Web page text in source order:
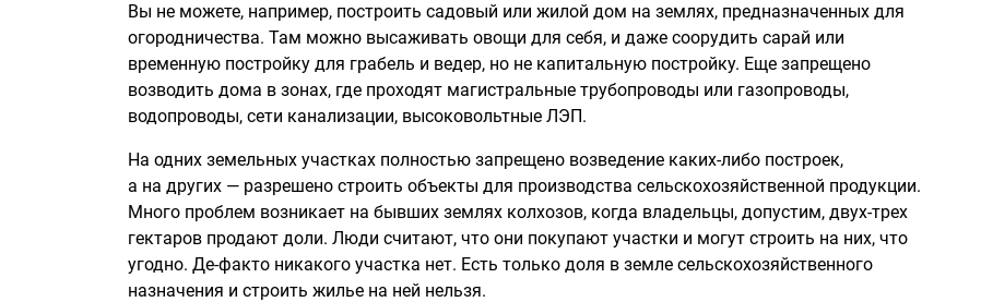
Вы не можете, например, построить садовый или жилой дом на землях, предназначенных для
огородничества. Там можно высаживать овощи для себя, и даже соорудить сарай или
временную постройку для грабель и ведер, но не капитальную постройку. Еще запрещено
возводить дома в зонах, где проходят магистральные трубопроводы или газопроводы,
водопроводы, сети канализации, высоковольтные ЛЭП.
На одних земельных участках полностью запрещено возведение каких-либо построек,
а на других — разрешено строить объекты для производства сельскохозяйственной продукции.
Много проблем возникает на бывших землях колхозов, когда владельцы, допустим, двух-трех
гектаров продают доли. Люди считают, что они покупают участки и могут строить на них, что
угодно. Де-факто никакого участка нет. Есть только доля в земле сельскохозяйственного
назначения и строить жилье на ней нельзя.